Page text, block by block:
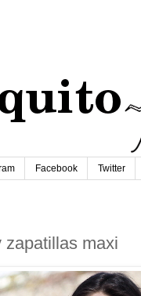
Facebook Twitter
zapatillas maxi